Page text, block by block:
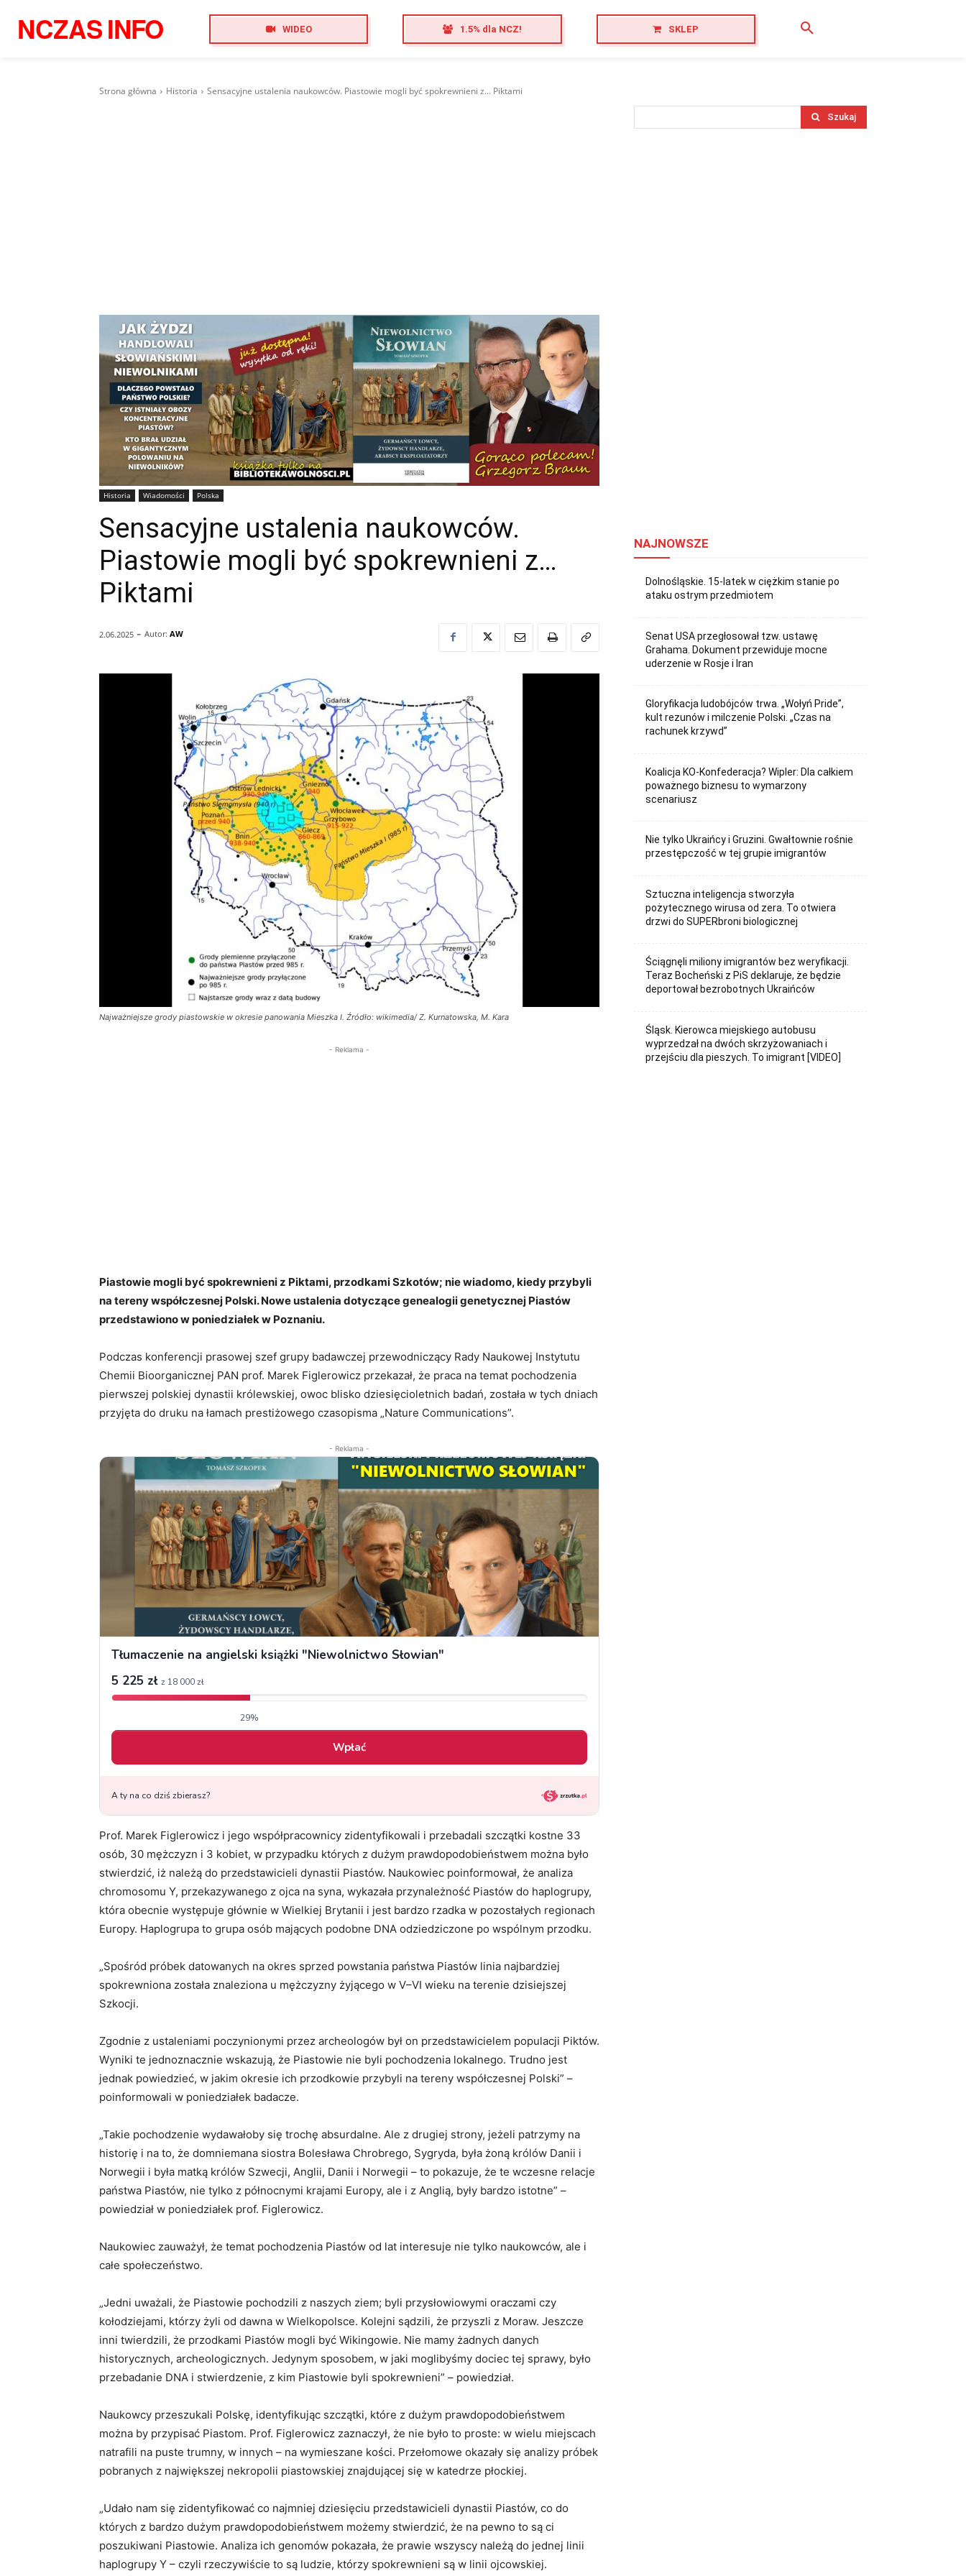
NCZASINFO WIDEO 1.5% dla NCZ! SKLEP
Strona główna Historia Sensacyjne ustalenia naukowców. Piastowie mogli być spokrewnieni z... Piktami
Historia Wiadomości Polska
Sensacyjne ustalenia naukowców.
Piastowie mogli być spokrewnieni z…
Piktami
2.06.2025 - Autor: AW
Najważniejsze grody piastowskie w okresie panowania Mieszka I. Źródło: wikimedia/ Z. Kurnatowska, M. Kara
- Reklama -
Piastowie mogli być spokrewnieni z Piktami, przodkami Szkotów; nie wiadomo, kiedy przybyli
na tereny współczesnej Polski. Nowe ustalenia dotyczące genealogii genetycznej Piastów
przedstawiono w poniedziałek w Poznaniu.
Podczas konferencji prasowej szef grupy badawczej przewodniczący Rady Naukowej Instytutu
Chemii Bioorganicznej PAN prof. Marek Figlerowicz przekazał, że praca na temat pochodzenia
pierwszej polskiej dynastii królewskiej, owoc blisko dziesięcioletnich badań, została w tych dniach
przyjęta do druku na łamach prestiżowego czasopisma „Nature Communications”.
- Reklama -
Prof. Marek Figlerowicz i jego współpracownicy zidentyfikowali i przebadali szczątki kostne 33
osób, 30 mężczyzn i 3 kobiet, w przypadku których z dużym prawdopodobieństwem można było
stwierdzić, iż należą do przedstawicieli dynastii Piastów. Naukowiec poinformował, że analiza
chromosomu Y, przekazywanego z ojca na syna, wykazała przynależność Piastów do haplogrupy,
która obecnie występuje głównie w Wielkiej Brytanii i jest bardzo rzadka w pozostałych regionach
Europy. Haplogrupa to grupa osób mających podobne DNA odziedziczone po wspólnym przodku.
„Spośród próbek datowanych na okres sprzed powstania państwa Piastów linia najbardziej
spokrewniona została znaleziona u mężczyzny żyjącego w V–VI wieku na terenie dzisiejszej
Szkocji.
Zgodnie z ustaleniami poczynionymi przez archeologów był on przedstawicielem populacji Piktów.
Wyniki te jednoznacznie wskazują, że Piastowie nie byli pochodzenia lokalnego. Trudno jest
jednak powiedzieć, w jakim okresie ich przodkowie przybyli na tereny współczesnej Polski” –
poinformowali w poniedziałek badacze.
„Takie pochodzenie wydawałoby się trochę absurdalne. Ale z drugiej strony, jeżeli patrzymy na
historię i na to, że domniemana siostra Bolesława Chrobrego, Sygryda, była żoną królów Danii i
Norwegii i była matką królów Szwecji, Anglii, Danii i Norwegii – to pokazuje, że te wczesne relacje
państwa Piastów, nie tylko z północnymi krajami Europy, ale i z Anglią, były bardzo istotne” –
powiedział w poniedziałek prof. Figlerowicz.
Naukowiec zauważył, że temat pochodzenia Piastów od lat interesuje nie tylko naukowców, ale i
całe społeczeństwo.
„Jedni uważali, że Piastowie pochodzili z naszych ziem; byli przysłowiowymi oraczami czy
kołodziejami, którzy żyli od dawna w Wielkopolsce. Kolejni sądzili, że przyszli z Moraw. Jeszcze
inni twierdzili, że przodkami Piastów mogli być Wikingowie. Nie mamy żadnych danych
historycznych, archeologicznych. Jedynym sposobem, w jaki moglibyśmy dociec tej sprawy, było
przebadanie DNA i stwierdzenie, z kim Piastowie byli spokrewnieni” – powiedział.
Naukowcy przeszukali Polskę, identyfikując szczątki, które z dużym prawdopodobieństwem
można by przypisać Piastom. Prof. Figlerowicz zaznaczył, że nie było to proste: w wielu miejscach
natrafili na puste trumny, w innych – na wymieszane kości. Przełomowe okazały się analizy próbek
pobranych z największej nekropolii piastowskiej znajdującej się w katedrze płockiej.
„Udało nam się zidentyfikować co najmniej dziesięciu przedstawicieli dynastii Piastów, co do
których z bardzo dużym prawdopodobieństwem możemy stwierdzić, że na pewno to są ci
poszukiwani Piastowie. Analiza ich genomów pokazała, że prawie wszyscy należą do jednej linii
haplogrupy Y – czyli rzeczywiście to są ludzie, którzy spokrewnieni są w linii ojcowskiej.
Szukaj
NAJNOWSZE
Dolnośląskie. 15-latek w ciężkim stanie po
ataku ostrym przedmiotem
Senat USA przegłosował tzw. ustawę
Grahama. Dokument przewiduje mocne
uderzenie w Rosje i Iran
Gloryfikacja ludobójców trwa. „Wołyń Pride”,
kult rezunów i milczenie Polski. „Czas na
rachunek krzywd”
Koalicja KO-Konfederacja? Wipler: Dla całkiem
poważnego biznesu to wymarzony
scenariusz
Nie tylko Ukraińcy i Gruzini. Gwałtownie rośnie
przestępczość w tej grupie imigrantów
Sztuczna inteligencja stworzyła
pożytecznego wirusa od zera. To otwiera
drzwi do SUPERbroni biologicznej
Ściągnęli miliony imigrantów bez weryfikacji.
Teraz Bocheński z PiS deklaruje, że będzie
deportował bezrobotnych Ukraińców
Śląsk. Kierowca miejskiego autobusu
wyprzedzał na dwóch skrzyżowaniach i
przejściu dla pieszych. To imigrant [VIDEO]